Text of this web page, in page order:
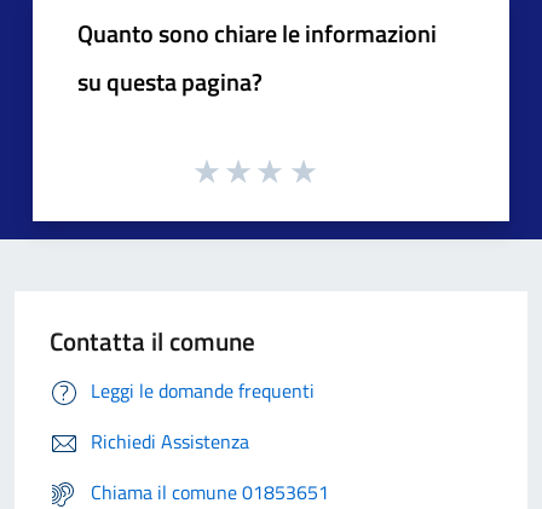
Quanto sono chiare le informazioni
su questa pagina?
Contatta il comune
Leggi le domande frequenti
Richiedi Assistenza
Chiama il comune 01853651